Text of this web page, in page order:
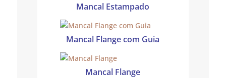
Mancal Estampado
Mancal Flange com Guia
Mancal Flange